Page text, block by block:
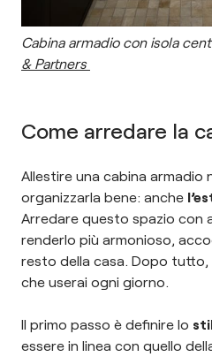
Cabina armadio con isola
& Partners
Come arredare la
Allestire una cabina armadio
organizzarla bene: anche
Arredare questo spazio con
renderlo più armonioso,
resto della casa. Dopo tutto,
che userai ogni giorno.
Il primo passo è definire lo
essere in linea con quello